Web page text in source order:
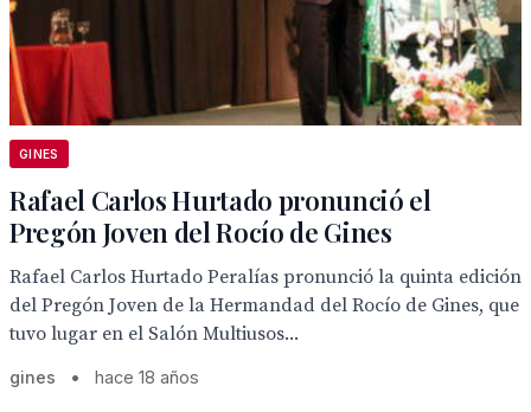
GINES
Rafael Carlos Hurtado pronunció el
Pregón Joven del Rocío de Gines
Rafael Carlos Hurtado Peralías pronunció la quinta edición
del Pregón Joven de la Hermandad del Rocío de Gines, que
tuvo lugar en el Salón Multiusos...
gines • hace 18 años